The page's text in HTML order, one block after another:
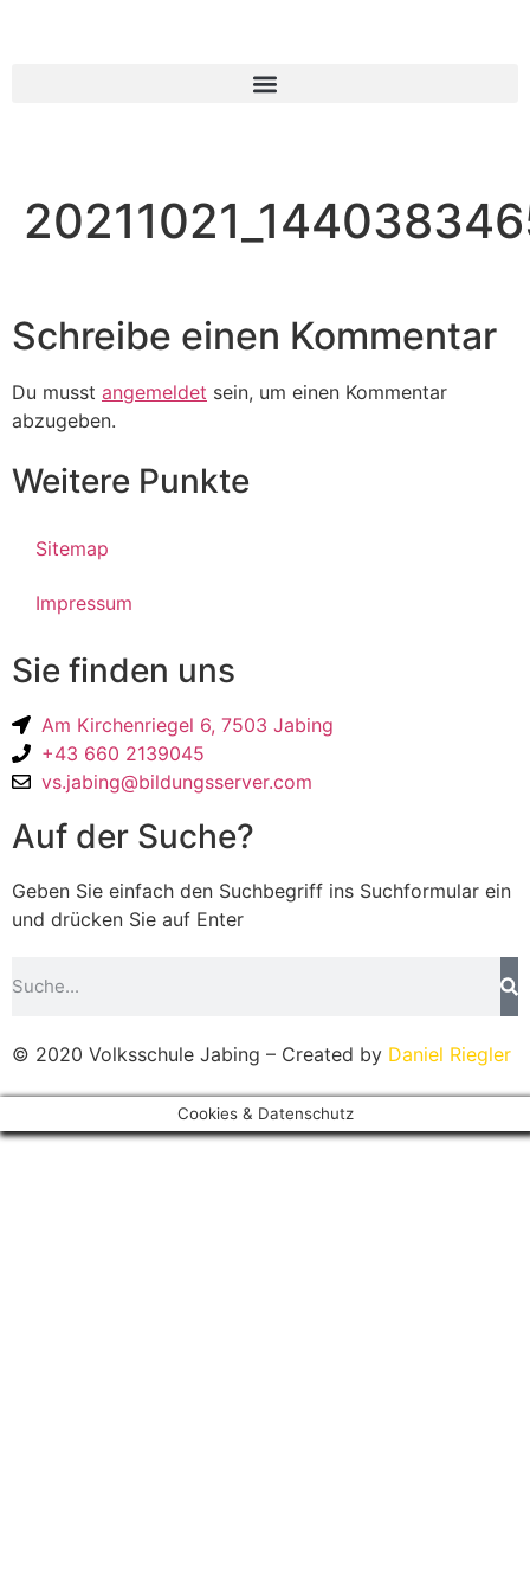
Schreibe einen Kommentar
Du musst angemeldet sein, um einen Kommentar
abzugeben.
Weitere Punkte
Sitemap
Impressum
Sie finden uns
Am Kirchenriegel 6, 7503 Jabing
+43 660 2139045
vs.jabing@bildungsserver.com
Auf der Suche?
Geben Sie einfach den Suchbegriff ins Suchformular ein
und drücken Sie auf Enter
© 2020 Volksschule Jabing – Created by Daniel Riegler
Cookies & Datenschutz